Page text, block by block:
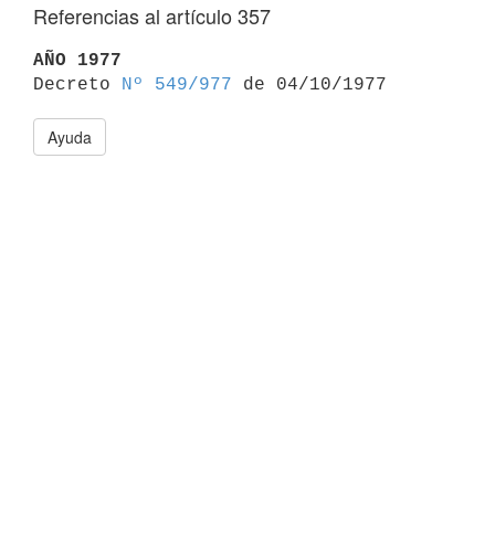
Referencias al artículo 357
AÑO 1977
Decreto
Nº 549/977
Ayuda